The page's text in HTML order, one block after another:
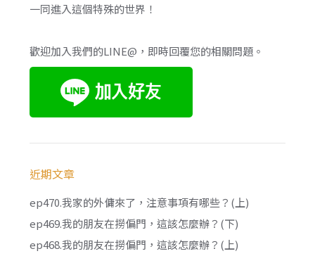
一同進入這個特殊的世界！
歡迎加入我們的LINE@，即時回覆您的相關問題。
近期文章
ep470.我家的外傭來了，注意事項有哪些？(上)
ep469.我的朋友在撈偏門，這該怎麼辦？(下)
ep468.我的朋友在撈偏門，這該怎麼辦？(上)